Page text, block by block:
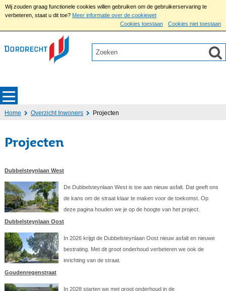
Wij zouden graag functionele cookies willen gebruiken om de gebruikerservaring te
verbeteren, staat u dit toe? Meer informatie over de cookiewet
Cookies toestaan
Cookies niet toestaan
Home Overzicht Inwoners Projecten
Projecten
Dubbelsteynlaan West
De Dubbelsteynlaan West is toe aan nieuw asfalt. Dat geeft ons
de kans om de straat klaar te maken voor de toekomst. Op
deze pagina houden we je op de hoogte van het project.
Dubbelsteynlaan Oost
In 2026 krijgt de Dubbelsteynlaan Oost nieuw asfalt en nieuwe
bestrating. Met dit groot onderhoud verbeteren we ook de
inrichting van de straat.
Goudenregenstraat
In 2028 starten we met groot onderhoud in de